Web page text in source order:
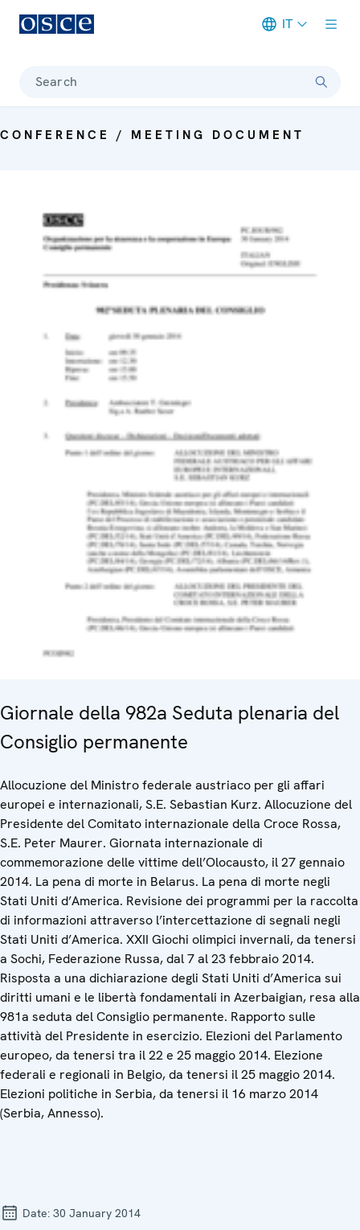
IT
Search
CONFERENCE / MEETING DOCUMENT
Giornale della 982a Seduta plenaria del
Consiglio permanente
Allocuzione del Ministro federale austriaco per gli affari
europei e internazionali, S.E. Sebastian Kurz. Allocuzione del
Presidente del Comitato internazionale della Croce Rossa,
S.E. Peter Maurer. Giornata internazionale di
commemorazione delle vittime dell’Olocausto, il 27 gennaio
2014. La pena di morte in Belarus. La pena di morte negli
Stati Uniti d’America. Revisione dei programmi per la raccolta
di informazioni attraverso l’intercettazione di segnali negli
Stati Uniti d’America. XXII Giochi olimpici invernali, da tenersi
a Sochi, Federazione Russa, dal 7 al 23 febbraio 2014.
Risposta a una dichiarazione degli Stati Uniti d’America sui
diritti umani e le libertà fondamentali in Azerbaigian, resa alla
981a seduta del Consiglio permanente. Rapporto sulle
attività del Presidente in esercizio. Elezioni del Parlamento
europeo, da tenersi tra il 22 e 25 maggio 2014. Elezione
federali e regionali in Belgio, da tenersi il 25 maggio 2014.
Elezioni politiche in Serbia, da tenersi il 16 marzo 2014
(Serbia, Annesso).
Date: 30 January 2014